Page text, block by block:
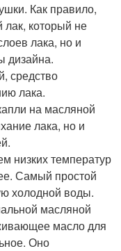
Как правило,
который не
лака, но и
дизайна.
средство
лака.
на масляной
лака, но и
низких температур
Самый простой
холодной воды.
масляной
масло для
Оно